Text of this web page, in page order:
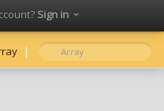
Sign in
Click here to sign in
|